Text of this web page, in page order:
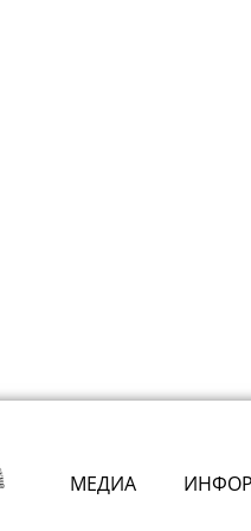
МЕДИА